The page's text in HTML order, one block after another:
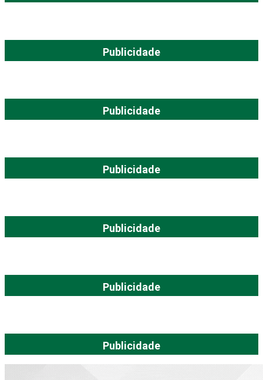
Publicidade
Publicidade
Publicidade
Publicidade
Publicidade
Publicidade